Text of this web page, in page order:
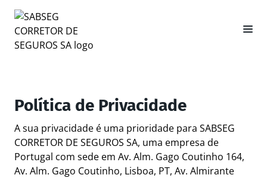
Política de Privacidade
A sua privacidade é uma prioridade para SABSEG
CORRETOR DE SEGUROS SA, uma empresa de
Portugal com sede em Av. Alm. Gago Coutinho 164,
Av. Alm. Gago Coutinho, Lisboa, PT, Av. Almirante